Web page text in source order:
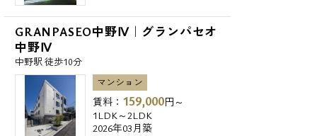
GRANPASEO中野Ⅳ｜グランパセオ
中野Ⅳ
中野駅 徒歩10分
マンション
賃料： 159,000円～
1LDK～2LDK
2026年03月築